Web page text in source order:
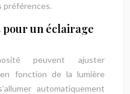
préférences.
un éclairage
peuvent ajuster
en fonction de la lumière
automatiquement